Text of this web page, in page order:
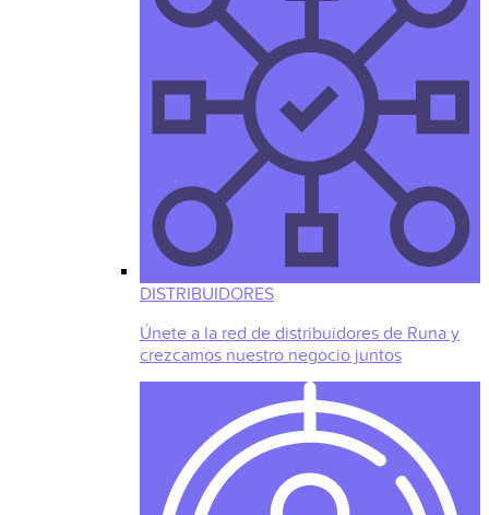
DISTRIBUIDORES
Únete a la red de distribuidores de Runa y
crezcamos nuestro negocio juntos